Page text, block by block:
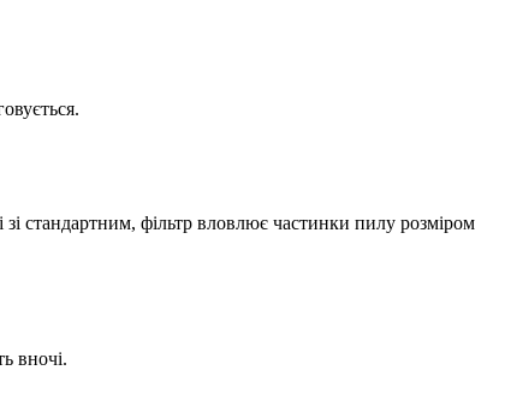
стандартним, фільтр вловлює частинки пилу розміром
вночі.